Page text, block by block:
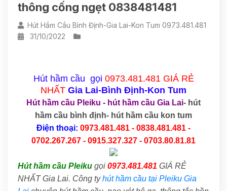
thông cống ngẹt 0838481481
Hút Hầm Cầu Bình Định-Gia Lai-Kon Tum 0973.481.481
31/10/2022
Hút hầm cầu gọi 0973.481.481 GIÁ RẺ
NHẤT Gia Lai-Bình Định-Kon Tum
Hút hầm cầu Pleiku - hút hầm cầu Gia Lai- hút
hầm cầu bình định- hút hầm cầu kon tum
Điện thoại: 0973.481.481 - 0838.481.481 -
0702.267.267 - 0915.327.327 - 0703.80.81.81
Hút hầm cầu Pleiku gọi 0973.481.481 GIÁ RẺ
NHẤT Gia Lai. Công tyhút hầm cầu tại Pleiku Gia